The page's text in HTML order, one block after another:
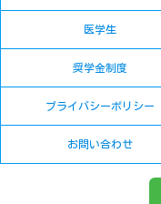
医学生
奨学金制度
プライバシーポリシー
お問い合わせ